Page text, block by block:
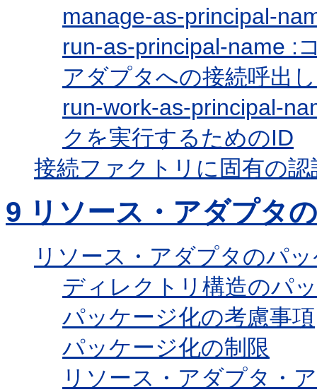
manage-as-principal-
run-as-principal-name :
アダプタへの接続呼出
run-work-as-principal-
クを実行するためのID
接続ファクトリに固有の
9 リソース・アダプタ
リソース・アダプタのパ
ディレクトリ構造のパ
パッケージ化の考慮事項
パッケージ化の制限
リソース・アダプタ・